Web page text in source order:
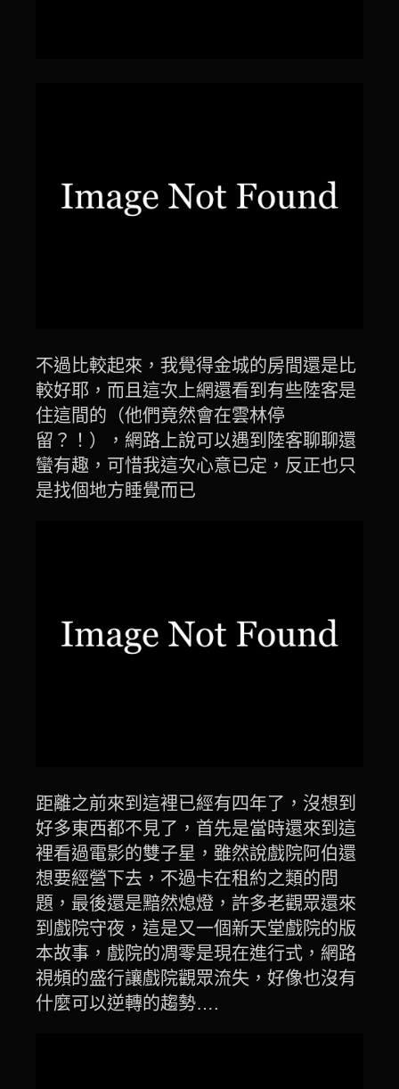
不過比較起來，我覺得金城的房間還是比
較好耶，而且這次上網還看到有些陸客是
住這間的（他們竟然會在雲林停
留？！），網路上說可以遇到陸客聊聊還
蠻有趣，可惜我這次心意已定，反正也只
是找個地方睡覺而已
距離之前來到這裡已經有四年了，沒想到
好多東西都不見了，首先是當時還來到這
裡看過電影的雙子星，雖然說戲院阿伯還
想要經營下去，不過卡在租約之類的問
題，最後還是黯然熄燈，許多老觀眾還來
到戲院守夜，這是又一個新天堂戲院的版
本故事，戲院的凋零是現在進行式，網路
視頻的盛行讓戲院觀眾流失，好像也沒有
什麼可以逆轉的趨勢….